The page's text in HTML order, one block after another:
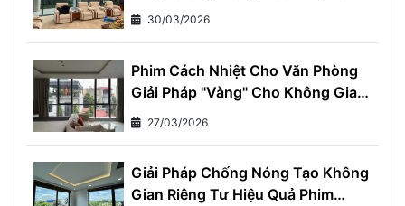
Mọi Nhà
30/03/2026
Phim Cách Nhiệt Cho Văn Phòng
Giải Pháp "Vàng" Cho Không Gian
Làm Việc Thoải Mái và Hiệu Quả
27/03/2026
Giải Pháp Chống Nóng Tạo Không
Gian Riêng Tư Hiệu Quả Phim